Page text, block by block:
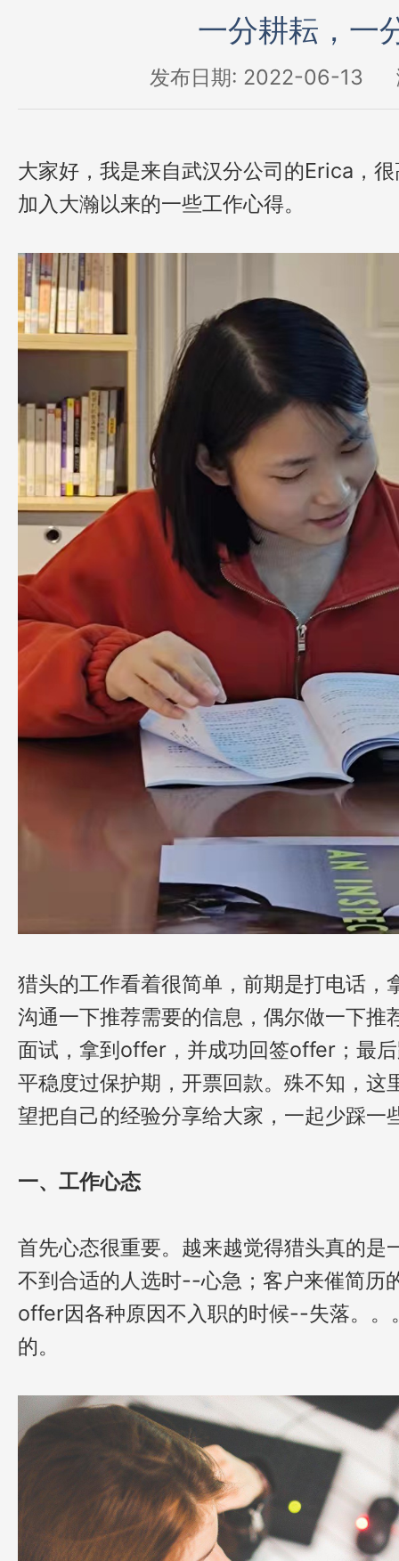
一分耕耘，一
发布日期: 2022-06-13
大家好，我是来自武汉分公司的Erica，
加入大瀚以来的一些工作心得。
猎头的工作看着很简单，前期是打电话，
沟通一下推荐需要的信息，偶尔做一下推
面试，拿到offer，并成功回签offer；最
平稳度过保护期，开票回款。殊不知，这
望把自己的经验分享给大家，一起少踩一
一、工作心态
首先心态很重要。越来越觉得猎头真的是
不到合适的人选时--心急；客户来催简历
offer因各种原因不入职的时候--失落。。
的。